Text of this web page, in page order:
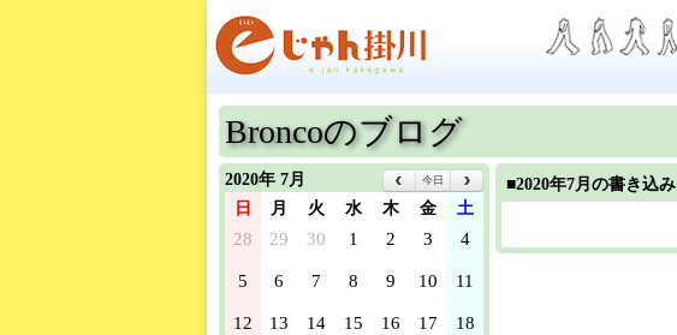
Broncoのブログ
2020年 7月 今日
日 月 火 水 木 金 土
28 29 30 1 2 3 4
5 6 7 8 9 10 11
12 13 14 15 16 17 18
■2020年7月の書き込み